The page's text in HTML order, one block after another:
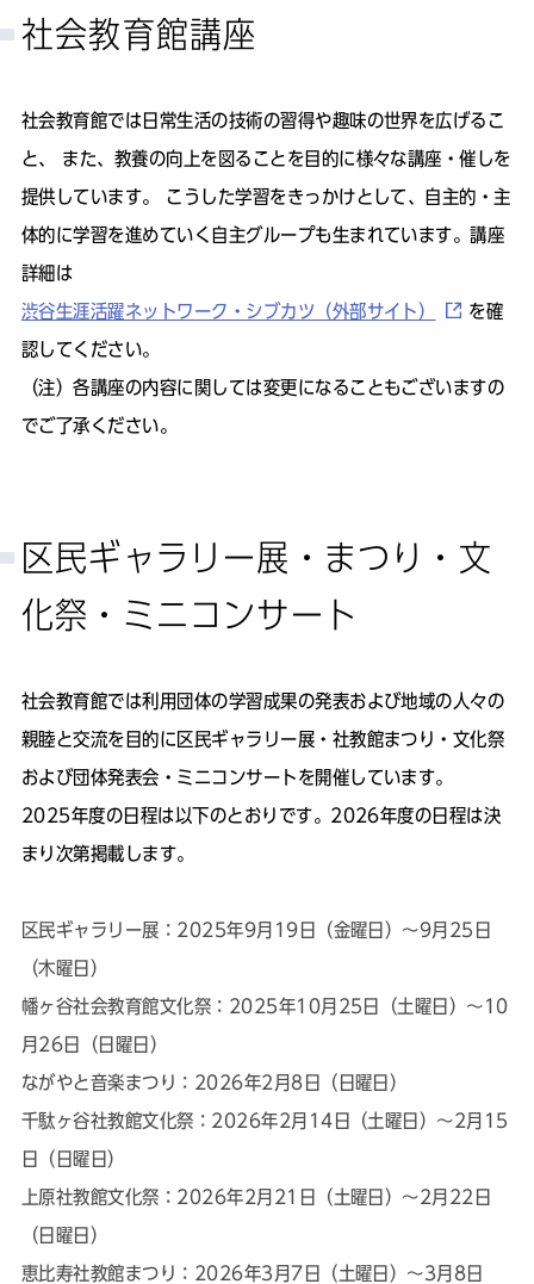
社会教育館講座
社会教育館では日常生活の技術の習得や趣味の世界を広げるこ
と、 また、教養の向上を図ることを目的に様々な講座・催しを
提供しています。 こうした学習をきっかけとして、自主的・主
体的に学習を進めていく自主グループも生まれています。講座
詳細は
渋谷生涯活躍ネットワーク・シブカツ（外部サイト）
を確
認してください。
（注）各講座の内容に関しては変更になることもございますの
でご了承ください。
区民ギャラリー展・まつり・文
化祭・ミニコンサート
社会教育館では利用団体の学習成果の発表および地域の人々の
親睦と交流を目的に区民ギャラリー展・社教館まつり・文化祭
および団体発表会・ミニコンサートを開催しています。
2025年度の日程は以下のとおりです。2026年度の日程は決
まり次第掲載します。
区民ギャラリー展：2025年9月19日（金曜日）～9月25日
（木曜日）
幡ヶ谷社会教育館文化祭：2025年10月25日（土曜日）～10
月26日（日曜日）
ながやと音楽まつり：2026年2月8日（日曜日）
千駄ヶ谷社教館文化祭：2026年2月14日（土曜日）～2月15
日（日曜日）
上原社教館文化祭：2026年2月21日（土曜日）～2月22日
（日曜日）
恵比寿社教館まつり：2026年3月7日（土曜日）～3月8日